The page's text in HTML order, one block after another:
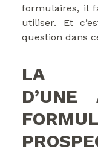
formulaires, il
utiliser. Et
question dans
LA
D’UNE